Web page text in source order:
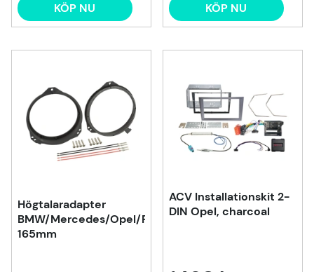
KÖP NU KÖP NU
Högtalaradapter
BMW/Mercedes/Opel/Renault
165mm
ACV Installationskit 2-
DIN Opel, charcoal